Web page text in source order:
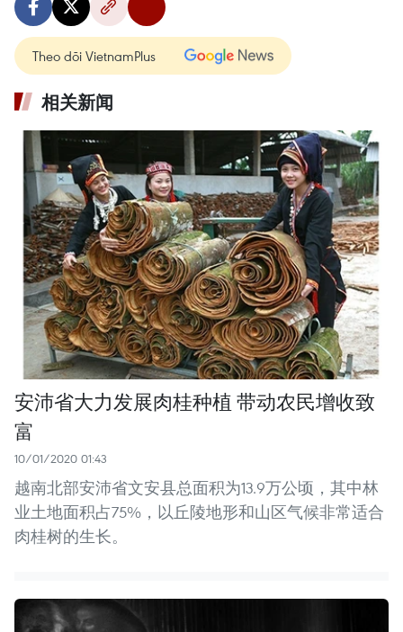
Theo dõi VietnamPlus
相关新闻
安沛省大力发展肉桂种植 带动农民增收致
富
10/01/2020 01:43
越南北部安沛省文安县总面积为13.9万公顷，其中林
业土地面积占75%，以丘陵地形和山区气候非常适合
肉桂树的生长。